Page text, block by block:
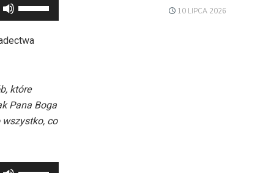
strzałek
do
zwiększyć
zmniejszyć
które
Pana Boga
co
10 LIPCA 2026